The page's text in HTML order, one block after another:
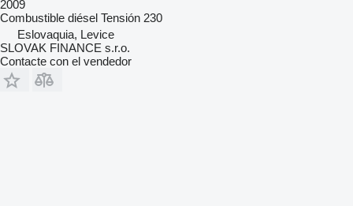
2009
Combustible diésel Tensión 230
Eslovaquia, Levice
SLOVAK FINANCE s.r.o.
Contacte con el vendedor